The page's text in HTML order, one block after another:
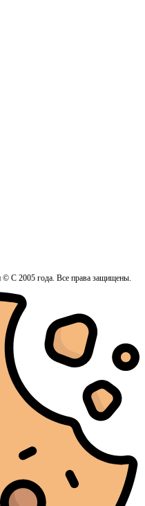
С 2005 года. Все права защищены.